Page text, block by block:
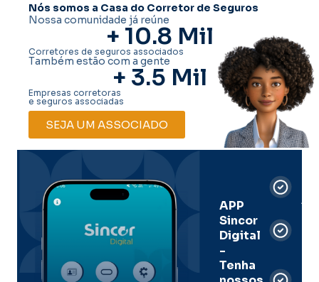
Nós somos a Casa do Corretor de Seguros
Nossa comunidade já reúne
+ 10.8 Mil
Corretores de seguros associados
Também estão com a gente
+ 3.5 Mil
Empresas corretoras
e seguros associadas
SEJA UM ASSOCIADO
APP
Sincor
Digital
-
Tenha